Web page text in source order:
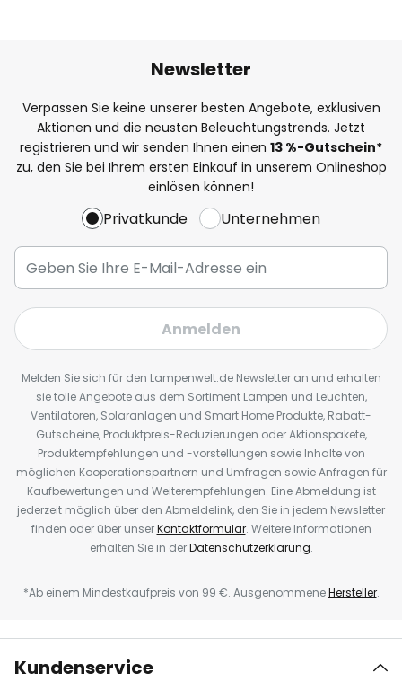
Newsletter
Verpassen Sie keine unserer besten Angebote, exklusiven
Aktionen und die neusten Beleuchtungstrends. Jetzt
registrieren und wir senden Ihnen einen 13 %-Gutschein*
zu, den Sie bei Ihrem ersten Einkauf in unserem Onlineshop
einlösen können!
Privatkunde Unternehmen
Anmelden
Melden Sie sich für den Lampenwelt.de Newsletter an und erhalten
sie tolle Angebote aus dem Sortiment Lampen und Leuchten,
Ventilatoren, Solaranlagen und Smart Home Produkte, Rabatt-
Gutscheine, Produktpreis-Reduzierungen oder Aktionspakete,
Produktempfehlungen und -vorstellungen sowie Inhalte von
möglichen Kooperationspartnern und Umfragen sowie Anfragen für
Kaufbewertungen und Weiterempfehlungen. Eine Abmeldung ist
jederzeit möglich über den Abmeldelink, den Sie in jedem Newsletter
finden oder über unserKontaktformular. Weitere Informationen
erhalten Sie in derDatenschutzerklärung.
*Ab einem Mindestkaufpreis von 99 €. AusgenommeneHersteller.
Kundenservice